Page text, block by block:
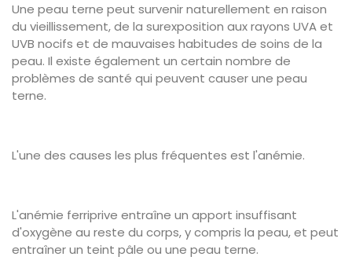
Une peau terne peut survenir naturellement en raison
du vieillissement, de la surexposition aux rayons UVA et
UVB nocifs et de mauvaises habitudes de soins de la
peau. Il existe également un certain nombre de
problèmes de santé qui peuvent causer une peau
terne.
L'une des causes les plus fréquentes est l'anémie.
L'anémie ferriprive entraîne un apport insuffisant
d'oxygène au reste du corps, y compris la peau, et peut
entraîner un teint pâle ou une peau terne.